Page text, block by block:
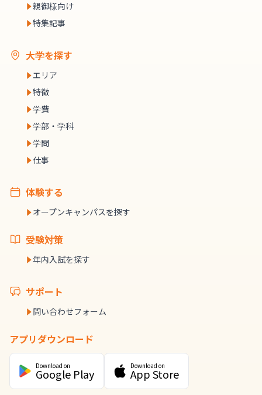
親御様向け
特集記事
大学を探す
エリア
特徴
学費
学部・学科
学問
仕事
体験する
オープンキャンパスを探す
受験対策
年内入試を探す
サポート
問い合わせフォーム
アプリダウンロード
Download on
Google Play
Download on
App Store